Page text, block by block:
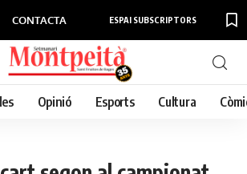
CONTACTA ESPAI SUBSCRIPTORS
Opinió Esports Cultura